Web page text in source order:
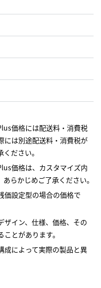
価格には配送料・消費税
には別途配送料・消費税が
ださい。
価格は、カスタマイズ内
らかじめご了承ください。
設定型の場合の価格で
イン、仕様、価格、その
とがあります。
によって実際の製品と異